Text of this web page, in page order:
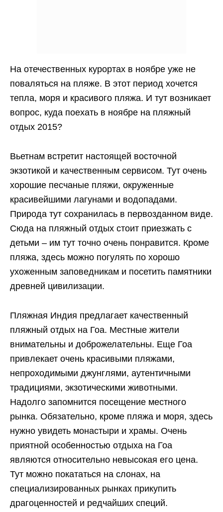
На отечественных курортах в ноябре уже не
поваляться на пляже. В этот период хочется
тепла, моря и красивого пляжа. И тут возникает
вопрос, куда поехать в ноябре на пляжный
отдых 2015?
Вьетнам встретит настоящей восточной
экзотикой и качественным сервисом. Тут очень
хорошие песчаные пляжи, окруженные
красивейшими лагунами и водопадами.
Природа тут сохранилась в первозданном виде.
Сюда на пляжный отдых стоит приезжать с
детьми – им тут точно очень понравится. Кроме
пляжа, здесь можно погулять по хорошо
ухоженным заповедникам и посетить памятники
древней цивилизации.
Пляжная Индия предлагает качественный
пляжный отдых на Гоа. Местные жители
внимательны и доброжелательны. Еще Гоа
привлекает очень красивыми пляжами,
непроходимыми джунглями, аутентичными
традициями, экзотическими животными.
Надолго запомнится посещение местного
рынка. Обязательно, кроме пляжа и моря, здесь
нужно увидеть монастыри и храмы. Очень
приятной особенностью отдыха на Гоа
являются относительно невысокая его цена.
Тут можно покататься на слонах, на
специализированных рынках прикупить
драгоценностей и редчайших специй.